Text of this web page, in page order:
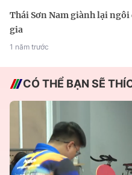
Thái Sơn Nam giành lại
gia
1 năm trước
CÓ THỂ BẠN SẼ